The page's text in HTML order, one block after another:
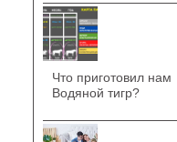
Что приготовил нам
Водяной тигр?